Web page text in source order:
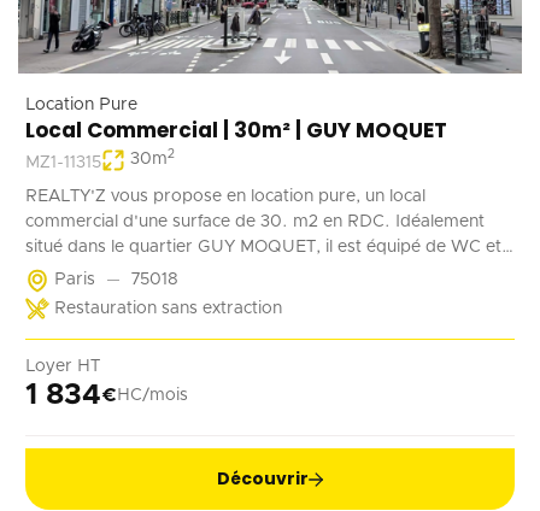
Location Pure
Local Commercial | 30m² | GUY MOQUET
MZ1-11315 30m2
REALTY'Z vous propose en location pure, un local
commercial d'une surface de 30. m2 en RDC. Idéalement
situé dans le quartier GUY MOQUET, il est équipé de WC et
d'un point d'eau. Il convient parfaitement à une activité de
coffee shop, barber, alimentation ...
Paris
75018
Restauration sans extraction
Loyer HT
1 834€ HC/mois
Découvrir